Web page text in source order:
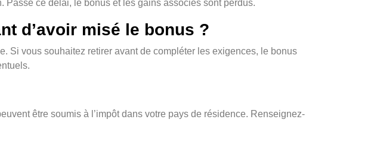
ce délai, le bonus et les gains associés sont perdus.
d’avoir misé le bonus ?
Si vous souhaitez retirer avant de compléter les exigences, le bonus
être soumis à l’impôt dans votre pays de résidence. Renseignez-